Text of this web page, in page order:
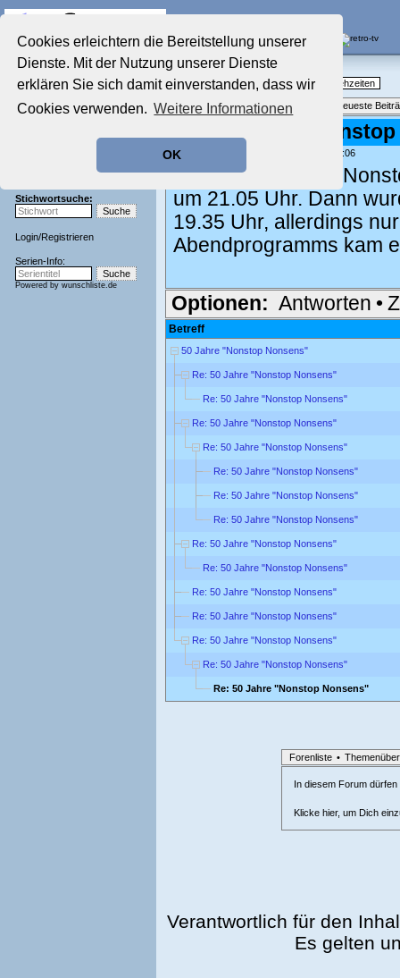
Cookies erleichtern die Bereitstellung unserer
Dienste. Mit der Nutzung unserer Dienste
erklären Sie sich damit einverstanden, dass wir
Cookies verwenden. Weitere Informationen
OK
Startseite
Aktuelles Forum
Film-Forum
Zeichentrick-Forum
Stichwortsuche:
Login/Registrieren
Serien-Info:
Powered by wunschliste.de
Nostalgieecke
TV-Erinnerungen an gute, alte Fernsehzeiten
Themenübersicht • Neues Thema Neueste
Re: 50 Jahre
geschrieben von: , 31.03.25 11:06
Südwest 3 zeigte
um 21.05 Uhr. Dann
19.35 Uhr, allerdings
Abendprogramms kam
Optionen: Antworten •
Betreff
50 Jahre "Nonstop Nonsens"
Re: 50 Jahre "Nonstop Nonsens"
Re: 50 Jahre "Nonstop Nonsens"
Re: 50 Jahre "Nonstop Nonsens"
Re: 50 Jahre "Nonstop Nonsens"
Re: 50 Jahre "Nonstop Nonsens"
Re: 50 Jahre "Nonstop Nonsens"
Re: 50 Jahre "Nonstop Nonsens"
Re: 50 Jahre "Nonstop Nonsens"
Re: 50 Jahre "Nonstop Nonsens"
Re: 50 Jahre "Nonstop Nonsens"
Re: 50 Jahre "Nonstop Nonsens"
Re: 50 Jahre "Nonstop Nonsens"
Re: 50 Jahre "Nonstop Nonsens"
Re: 50 Jahre "Nonstop Nonsens"
Forenliste •
In diesem Forum
Klicke hier, um Dich
Verantwortlich für den
Es gelten